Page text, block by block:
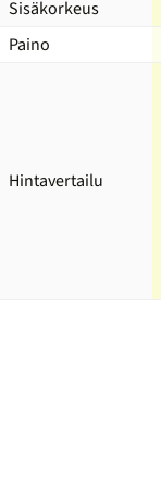
Sisäkorkeus
Paino
Hintavertailu